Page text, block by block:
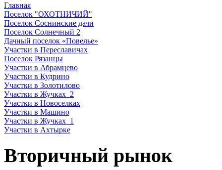
Главная
Поселок "ОХОТНИЧИЙ"
Поселок Соснинские дачи
Поселок Солнечный 2
Дачный поселок «Повелье»
Участки в Переславичах
Поселок Рязанцы
Участки в Абрамцево
Участки в Кудрино
Участки в Золотилово
Участки в Жучках_2
Участки в Новоселках
Участки в Машино
Участки в Жучках_1
Участки в Ахтырке
Вторичный рынок